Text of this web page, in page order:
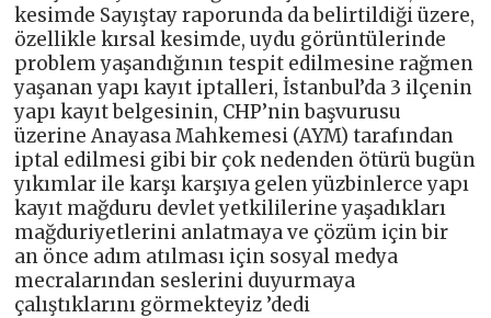
kesimde Sayıştay raporunda da belirtildiği üzere,
özellikle kırsal kesimde, uydu görüntülerinde
problem yaşandığının tespit edilmesine rağmen
yaşanan yapı kayıt iptalleri, İstanbul’da 3 ilçenin
yapı kayıt belgesinin, CHP’nin başvurusu
üzerine Anayasa Mahkemesi (AYM) tarafından
iptal edilmesi gibi bir çok nedenden ötürü bugün
yıkımlar ile karşı karşıya gelen yüzbinlerce yapı
kayıt mağduru devlet yetkililerine yaşadıkları
mağduriyetlerini anlatmaya ve çözüm için bir
an önce adım atılması için sosyal medya
mecralarından seslerini duyurmaya
çalıştıklarını görmekteyiz ’dedi